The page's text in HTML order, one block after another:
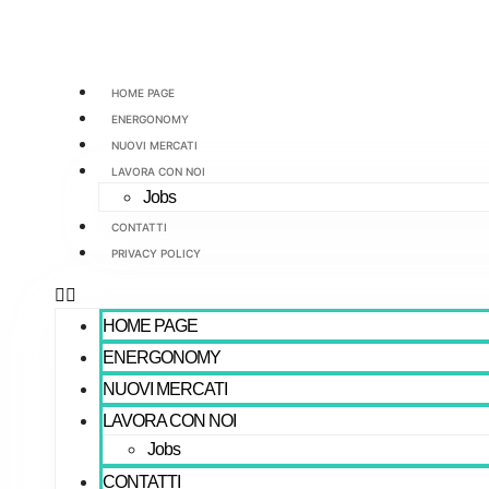
HOME PAGE
ENERGONOMY
NUOVI MERCATI
LAVORA CON NOI
Jobs
CONTATTI
PRIVACY POLICY
HOME PAGE
ENERGONOMY
NUOVI MERCATI
LAVORA CON NOI
Jobs
CONTATTI